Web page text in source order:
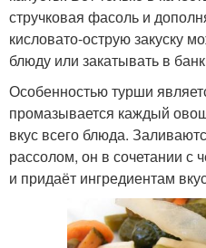
стручковая фасоль и
кисловато-острую закуску
блюду или закатывать в
Особенностью турши
промазывается каждый
вкус всего блюда.
рассолом, он в сочетании с
и придаёт ингредиентам